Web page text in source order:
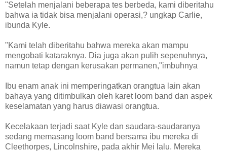
"Setelah menjalani beberapa tes berbeda, kami diberitahu
bahwa ia tidak bisa menjalani operasi,? ungkap Carlie,
ibunda Kyle.
"Kami telah diberitahu bahwa mereka akan mampu
mengobati kataraknya. Dia juga akan pulih sepenuhnya,
namun tetap dengan kerusakan permanen,"imbuhnya
Ibu enam anak ini memperingatkan orangtua lain akan
bahaya yang ditimbulkan oleh karet loom band dan aspek
keselamatan yang harus diawasi orangtua.
Kecelakaan terjadi saat Kyle dan saudara-saudaranya
sedang memasang loom band bersama ibu mereka di
Cleethorpes, Lincolnshire, pada akhir Mei lalu. Mereka